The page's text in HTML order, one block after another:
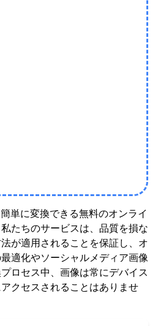
単に変換できる無料のオンライ
たちのサービスは、品質を損な
が適用されることを保証し、オ
適化やソーシャルメディア画像
ロセス中、画像は常にデバイス
クセスされることはありませ